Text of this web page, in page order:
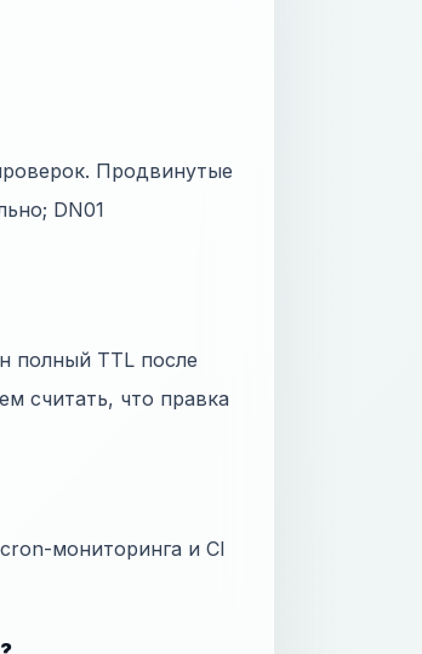
Продвинутые
DN01
полный TTL после
считать, что правка
мониторинга и CI